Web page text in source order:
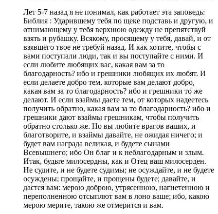
Лет 5-7 назад я не понимал, как работает эта заповедь:
Библия : Ударившему тебя по щеке подставь и другую, и
отнимающему у тебя верхнюю одежду не препятствуй
взять и рубашку. Всякому, просящему у тебя, давай, и от
взявшего твое не требуй назад. И как хотите, чтобы с
вами поступали люди, так и вы поступайте с ними. И
если любите любящих вас, какая вам за то
благодарность? ибо и грешники любящих их любят. И
если делаете добро тем, которые вам делают добро,
какая вам за то благодарность? ибо и грешники то же
делают. И если взаймы даете тем, от которых надеетесь
получить обратно, какая вам за то благодарность? ибо и
грешники дают взаймы грешникам, чтобы получить
обратно столько же. Но вы любите врагов ваших, и
благотворите, и взаймы давайте, не ожидая ничего; и
будет вам награда великая, и будете сынами
Всевышнего; ибо Он благ и к неблагодарным и злым.
Итак, будьте милосердны, как и Отец ваш милосерден.
Не судите, и не будете судимы; не осуждайте, и не будете
осуждены; прощайте, и прощены будете; давайте, и
дастся вам: мерою доброю, утрясенною, нагнетенною и
переполненною отсыплют вам в лоно ваше; ибо, какою
мерою мерите, такою же отмерится и вам.